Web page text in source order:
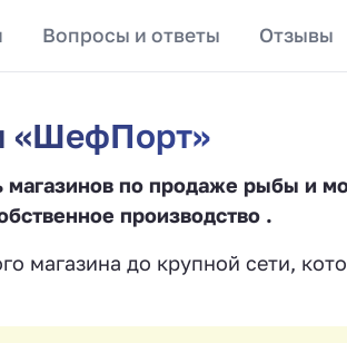
Вопросы и ответы Отзывы
«ШефПорт»
по продаже рыбы и
производство .
магазина до крупной сети,